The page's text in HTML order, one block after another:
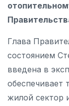
Глава
состоянием
введена в
обеспечивает
жилой сектор